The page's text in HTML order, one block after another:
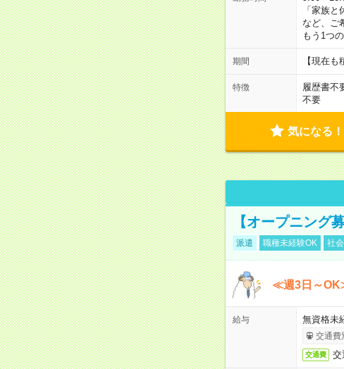
「家族
など、ご
もう1つ
期間 【現在
特徴 履歴書不
不要
気になる！
【オープニング
派遣 職種未経験OK 社
≪週3日～
給与 無資格未
交通費
交通費 交